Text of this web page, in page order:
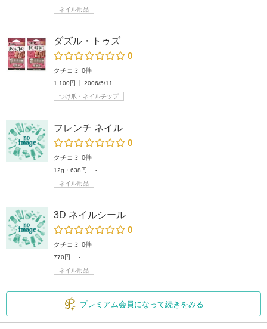
ネイル用品
ダズル・トゥズ
0
クチコミ 0件
1,100円
2006/5/11
つけ爪・ネイルチップ
フレンチ ネイル
0
クチコミ 0件
12g・638円
-
ネイル用品
3D ネイルシール
0
クチコミ 0件
770円
-
ネイル用品
プレミアム会員になって続きをみる